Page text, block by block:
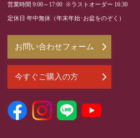
営業時間 9:00～17:00 ※ラストオーダー 16:30
定休日 年中無休（年末年始･お盆をのぞく）
お問い合わせフォーム
今すぐご購入の方